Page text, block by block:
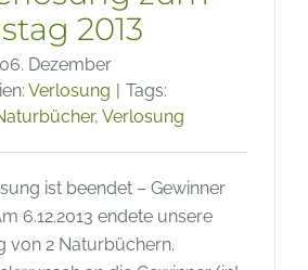
2013
06. Dezember
Verlosung | Tags:
, Verlosung
ist beendet – Gewinner
6.12.2013 endete unsere
von 2 Naturbüchern.